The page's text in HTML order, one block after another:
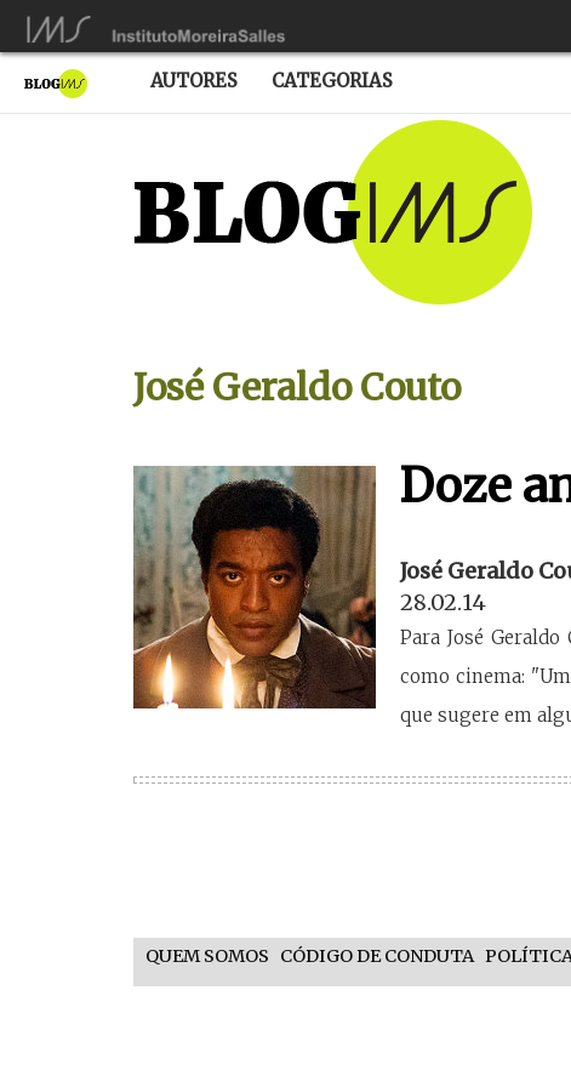
AUTORES CATEGORIAS
José Geraldo Couto
Doze
José Geraldo
28.02.14
Para José
como cinema:
que sugere em
QUEM SOMOS CÓDIGO DE CONDUTA